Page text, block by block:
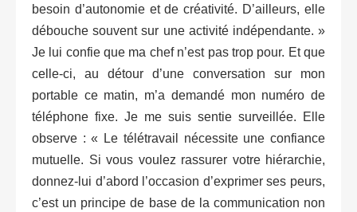
besoin d’autonomie et de créativité. D’ailleurs, elle
débouche souvent sur une activité indépendante. »
Je lui confie que ma chef n’est pas trop pour. Et que
celle-ci, au détour d’une conversation sur mon
portable ce matin, m’a demandé mon numéro de
téléphone fixe. Je me suis sentie surveillée. Elle
observe : « Le télétravail nécessite une confiance
mutuelle. Si vous voulez rassurer votre hiérarchie,
donnez-lui d’abord l’occasion d’exprimer ses peurs,
c’est un principe de base de la communication non